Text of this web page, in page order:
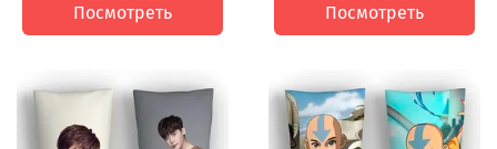
Посмотреть Посмотреть